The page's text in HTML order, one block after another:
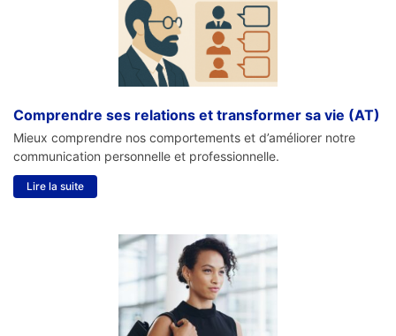
Comprendre ses relations et transformer sa vie (AT)
Mieux comprendre nos comportements et d’améliorer notre
communication personnelle et professionnelle.
Lire la suite